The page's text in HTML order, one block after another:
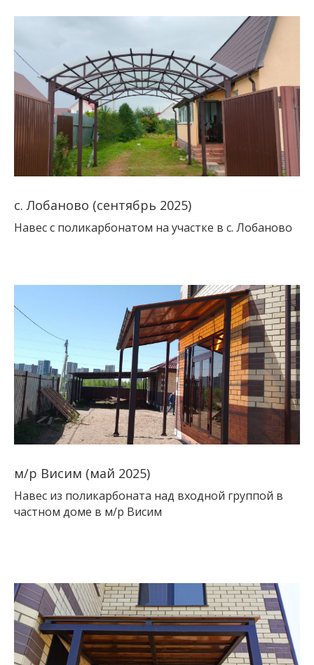
с. Лобаново (сентябрь 2025)
Навес с поликарбонатом на участке в с. Лобаново
м/р Висим (май 2025)
Навес из поликарбоната над входной группой в
частном доме в м/р Висим